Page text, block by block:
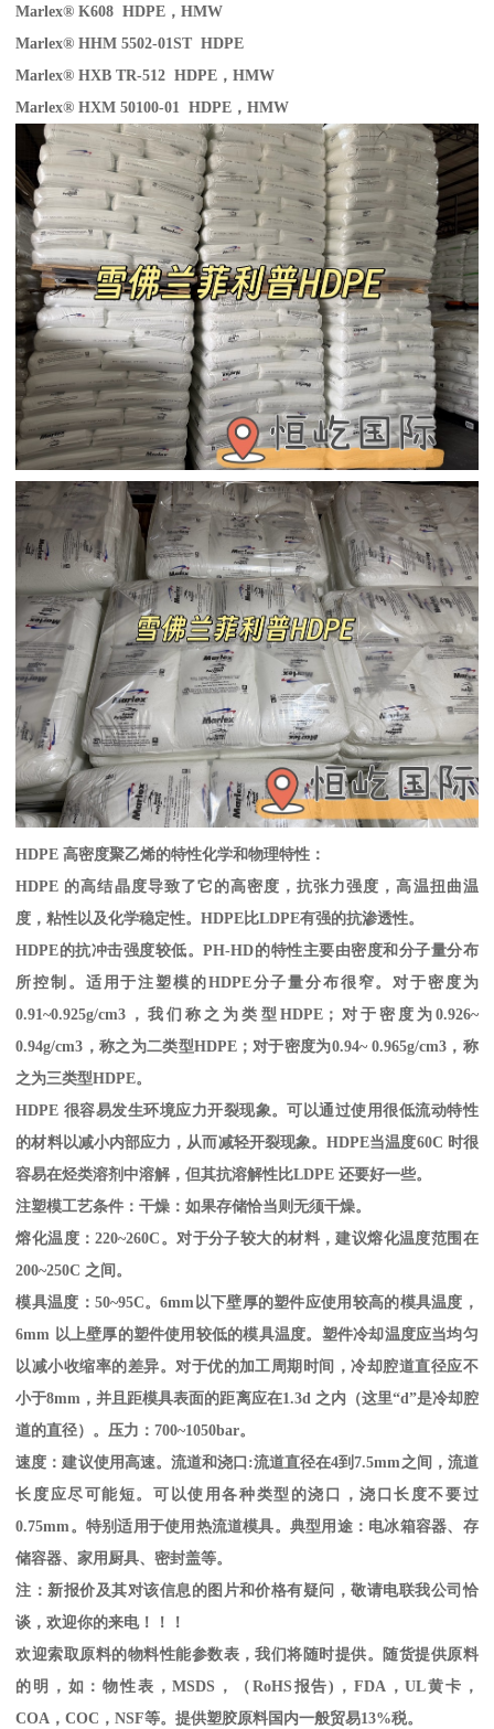
Marlex® K608 HDPE ，HMW
Marlex® HHM 5502-01ST HDPE
Marlex® HXB TR-512 HDPE ，HMW
Marlex® HXM 50100-01 HDPE ，HMW
HDPE 高密度聚乙烯的特性化学和物理特性：
HDPE 的高结晶度导致了它的高密度，抗张力强度，高温扭曲温
度，粘性以及化学稳定性。HDPE 比LDPE有强的抗渗透性。
HDPE的抗冲击强度较低。PH-HD的特性主要由密度和分子量分布
所控制。适用于注塑模的HDPE分子量分布很窄。对于密度为
0.91~0.925g/cm3 ，我们称之为类型 HDPE；对于密度为 0.926~
0.94g/cm3 ，称之为二类型HDPE；对于密度为0.94~ 0.965g/cm3 ，称
之为三类型HDPE。
HDPE 很容易发生环境应力开裂现象。可以通过使用很低流动特性
的材料以减小内部应力，从而减轻开裂现象。HDPE当温度60C 时很
容易在烃类溶剂中溶解，但其抗溶解性比LDPE还要好一些。
注塑模工艺条件：干燥：如果存储恰当则无须干燥。
熔化温度：220~260C 。对于分子较大的材料，建议熔化温度范围在
200~250C 之间。
模具温度： 50~95C。6mm以下壁厚的塑件应使用较高的模具温度，
6mm 以上壁厚的塑件使用较低的模具温度。塑件冷却温度应当均匀
以减小收缩率的差异。对于优的加工周期时间，冷却腔道直径应不
小于8mm ，并且距模具表面的距离应在1.3d 之内（这里“d”是冷却腔
道的直径）。压力：700~1050bar。
速度：建议使用高速。流道和浇口 :流道直径在4到7.5mm之间，流道
长度应尽可能短。可以使用各种类型的浇口，浇口长度不要过
0.75mm。特别适用于使用热流道模具。典型用途：电冰箱容器、存
储容器、家用厨具、密封盖等。
注：新报价及其对该信息的图片和价格有疑问，敬请电联我公司恰
谈，欢迎你的来电！！！
欢迎索取原料的物料性能参数表，我们将随时提供。随货提供原料
的明，如：物性表，MSDS ， （ RoHS 报告) ， FDA，UL黄卡，
COA ，COC ，NSF等。提供塑胶原料国内一般贸易13%税。